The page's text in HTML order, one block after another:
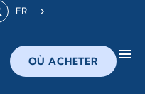
FR
OÙ ACHETER menu